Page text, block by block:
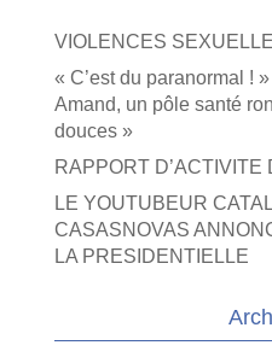
VIOLENCES
« C’est du paranormal !
Amand, un pôle santé
douces »
RAPPORT D’ACTIVITE
LE YOUTUBEUR
CASASNOVAS
LA PRESIDENTIELLE